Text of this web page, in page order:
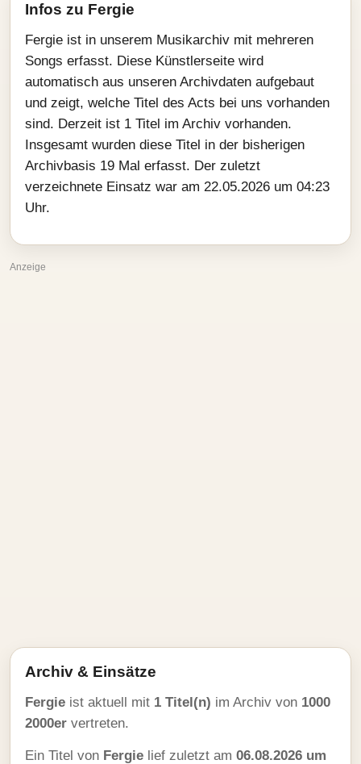
Infos zu Fergie
Fergie ist in unserem Musikarchiv mit mehreren
Songs erfasst. Diese Künstlerseite wird
automatisch aus unseren Archivdaten aufgebaut
und zeigt, welche Titel des Acts bei uns vorhanden
sind. Derzeit ist 1 Titel im Archiv vorhanden.
Insgesamt wurden diese Titel in der bisherigen
Archivbasis 19 Mal erfasst. Der zuletzt
verzeichnete Einsatz war am 22.05.2026 um 04:23
Uhr.
Anzeige
Archiv & Einsätze
Fergie ist aktuell mit 1 Titel(n) im Archiv von 1000
2000er vertreten.
Ein Titel von Fergie lief zuletzt am 06.08.2026 um